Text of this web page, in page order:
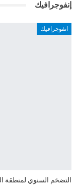
إنفوجرافيك
انفوجرافيك
التضخم السنوي لمنطقة